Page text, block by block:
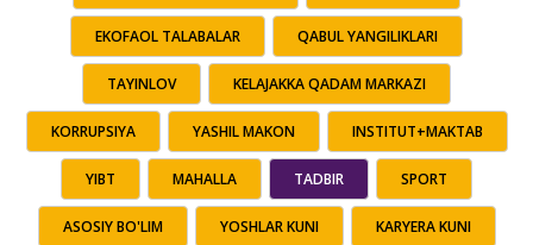
EKOFAOL TALABALAR QABUL YANGILIKLARI
TAYINLOV KELAJAKKA QADAM MARKAZI
KORRUPSIYA YASHIL MAKON INSTITUT+MAKTAB
YIBT MAHALLA TADBIR SPORT
ASOSIY BO'LIM YOSHLAR KUNI KARYERA KUNI